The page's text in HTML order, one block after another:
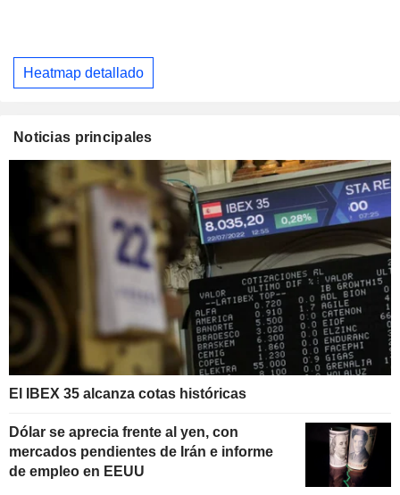
Heatmap detallado
Noticias principales
El IBEX 35 alcanza cotas históricas
Dólar se aprecia frente al yen, con
mercados pendientes de Irán e informe
de empleo en EEUU